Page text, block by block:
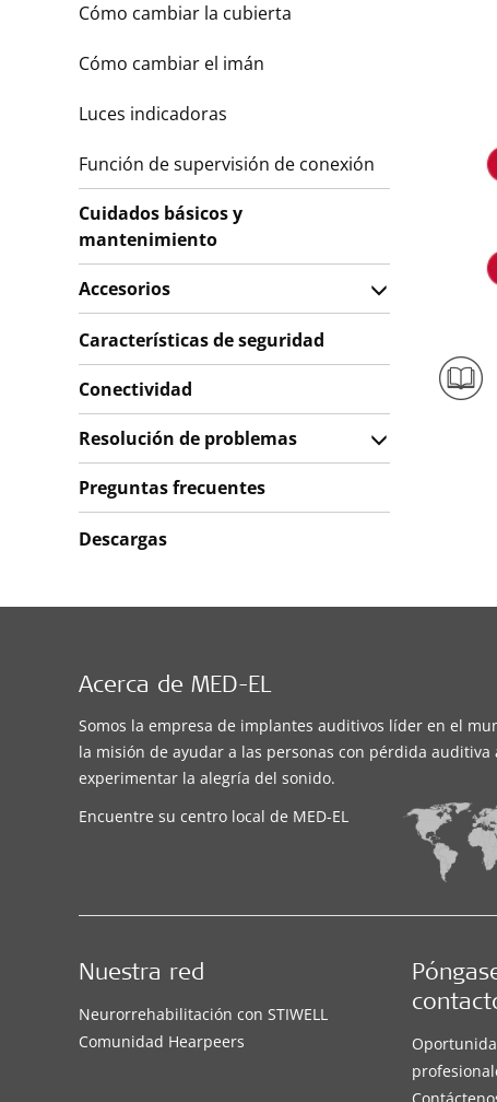
Cómo cambiar la cubierta
Cómo cambiar el imán
Luces indicadoras
Función de supervisión de conexión
Cuidados básicos y
mantenimiento
Accesorios
Características de seguridad
Conectividad
Resolución de problemas
Preguntas frecuentes
Descargas
Acerca de MED-EL
Somos la empresa de implantes auditivos líder en el
la misión de ayudar a las personas con pérdida auditiva
experimentar la alegría del sonido.
Encuentre su centro local de MED-EL
Nuestra red
Neurorrehabilitación con STIWELL
Comunidad Hearpeers